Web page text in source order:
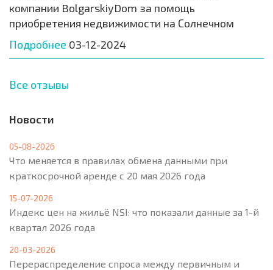
компании BolgarskiyDom за помощь
приобретения недвижимости на Солнечном
Подробнее 03-12-2024
Все отзывы
Новости
05-08-2026
Что меняется в правилах обмена данными при
краткосрочной аренде с 20 мая 2026 года
15-07-2026
Индекс цен на жильё NSI: что показали данные за 1-й
квартал 2026 года
20-03-2026
Перераспределение спроса между первичным и